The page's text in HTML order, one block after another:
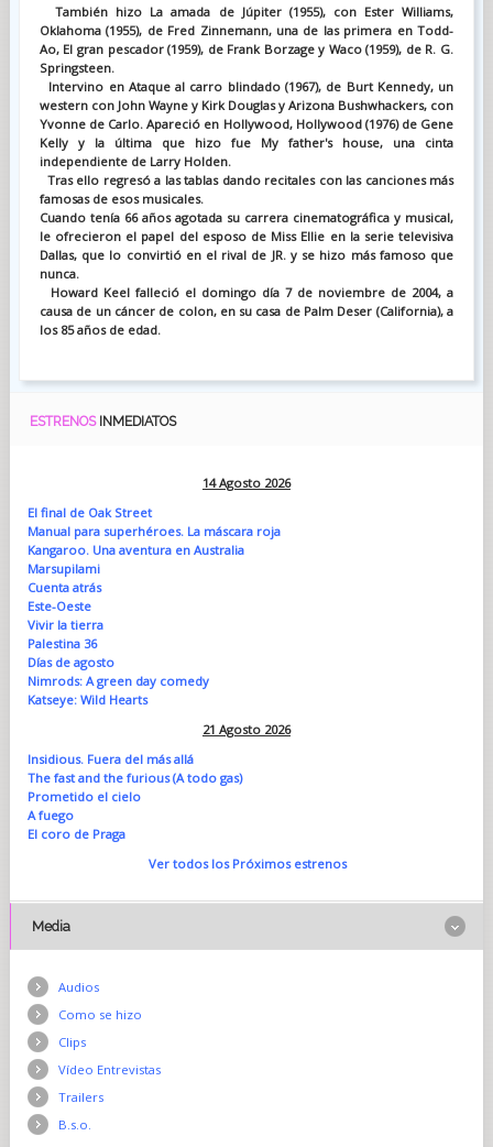
También hizo La amada de Júpiter (1955), con Ester Williams,
Oklahoma (1955), de Fred Zinnemann, una de las primera en Todd-
Ao, El gran pescador (1959), de Frank Borzage y Waco (1959), de R. G.
Springsteen.
Intervino en Ataque al carro blindado (1967), de Burt Kennedy, un
western con John Wayne y Kirk Douglas y Arizona Bushwhackers, con
Yvonne de Carlo. Apareció en Hollywood, Hollywood (1976) de Gene
Kelly y la última que hizo fue My father's house, una cinta
independiente de Larry Holden.
Tras ello regresó a las tablas dando recitales con las canciones más
famosas de esos musicales.
Cuando tenía 66 años agotada su carrera cinematográfica y musical,
le ofrecieron el papel del esposo de Miss Ellie en la serie televisiva
Dallas, que lo convirtió en el rival de JR. y se hizo más famoso que
nunca.
Howard Keel falleció el domingo día 7 de noviembre de 2004, a
causa de un cáncer de colon, en su casa de Palm Deser (California), a
los 85 años de edad.
ESTRENOS INMEDIATOS
14 Agosto 2026
El final de Oak Street
Manual para superhéroes. La máscara roja
Kangaroo. Una aventura en Australia
Marsupilami
Cuenta atrás
Este-Oeste
Vivir la tierra
Palestina 36
Días de agosto
Nimrods: A green day comedy
Katseye: Wild Hearts
21 Agosto 2026
Insidious. Fuera del más allá
The fast and the furious (A todo gas)
Prometido el cielo
A fuego
El coro de Praga
Ver todos los Próximos estrenos
Media
Audios
Como se hizo
Clips
Vídeo Entrevistas
Trailers
B.s.o.